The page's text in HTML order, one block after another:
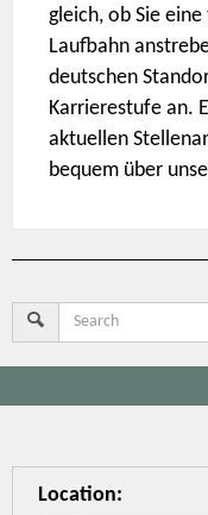
gleich, ob Sie
Laufbahn
deutschen
Karrierestufe an.
aktuellen
bequem über
Location: